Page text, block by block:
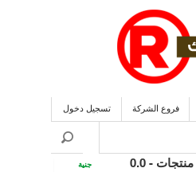
فروع الشركة تسجيل دخول
جنية